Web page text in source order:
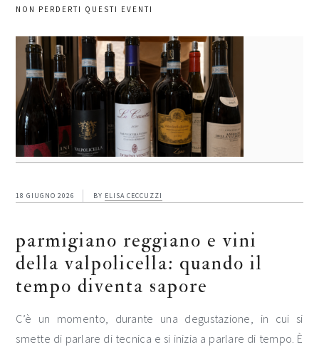
NON PERDERTI QUESTI EVENTI
18 GIUGNO 2026 BY ELISA CECCUZZI
parmigiano reggiano e vini
della valpolicella: quando il
tempo diventa sapore
C’è un momento, durante una degustazione, in cui si
smette di parlare di tecnica e si inizia a parlare di tempo. È